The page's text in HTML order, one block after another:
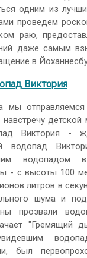
одним из
проведем
раю,
даже самым
в
Виктория
мы
детской
Виктория -
водопад
водопадом
- с высоты 100
литров в
шума и
прозвали
"Гремящий
был